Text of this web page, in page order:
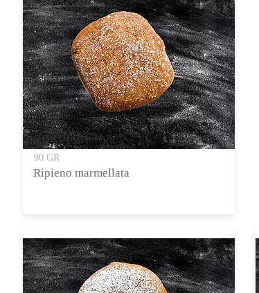
KRAPFEN
90 GR
Ripieno marmellata